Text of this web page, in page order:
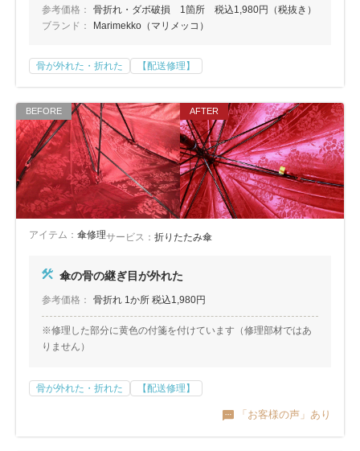
参考価格：
骨折れ・ダボ破損 1箇所 税込1,980円（税抜き）
ブランド：
Marimekko（マリメッコ）
骨が外れた・折れた 【配送修理】
アイテム： 傘修理サービス： 折りたたみ傘
傘の骨の継ぎ目が外れた
参考価格： 骨折れ 1か所 税込1,980円
※修理した部分に黄色の付箋を付けています（修理部材ではあ
りません）
骨が外れた・折れた 【配送修理】
「お客様の声」あり